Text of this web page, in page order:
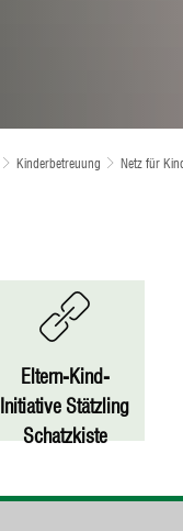
Kinderbetreuung Netz für
Eltern-Kind-
Initiative Stätzling
Schatzkiste